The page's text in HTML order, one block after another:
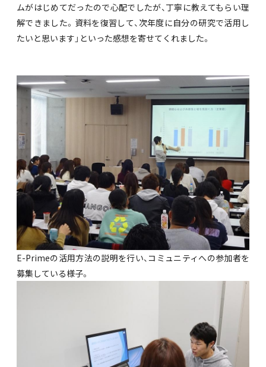
ムがはじめてだったので心配でしたが、丁寧に教えてもらい理
解できました。資料を復習して、次年度に自分の研究で活用し
たいと思います」といった感想を寄せてくれました。
E-Primeの活用方法の説明を行い、コミュニティへの参加者を
募集している様子。